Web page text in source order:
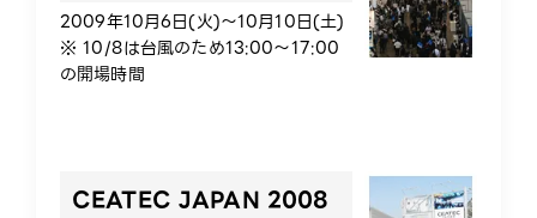
2009年10月6日(火)～10月10日(土)
※ 10/8は台風のため13:00～17:00
の開場時間
CEATEC JAPAN 2008